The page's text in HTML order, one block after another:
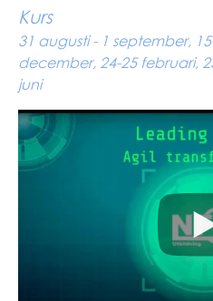
Kurs
31 augusti - 1 september,
december, 24-25 februari,
juni